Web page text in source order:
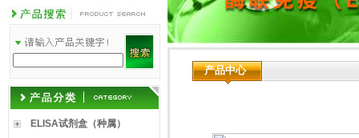
ELISA试剂盒（种属）
产品中心